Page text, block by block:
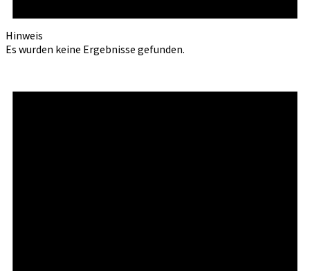
Hinweis
Es wurden keine Ergebnisse gefunden.